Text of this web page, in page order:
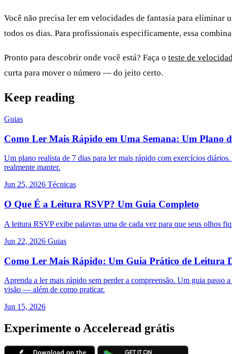
Você não precisa ler em velocidades de fantasia para
todos os dias. Para profissionais especificamente, essa
Pronto para descobrir onde você está? Faça o teste de
curta para mover o número — do jeito certo.
Keep reading
Guias
Como Ler Mais Rápido em Uma Semana: Um Plano
Um plano realista de 7 dias para ler mais rápido com exercícios
realmente manter.
Jun 25, 2026 Técnicas
O Que É a Leitura RSVP? Um Guia Completo
A leitura RSVP exibe palavras uma de cada vez para que seus olhos
Jun 22, 2026 Guias
Como Ler Mais Rápido: Um Guia Prático de Leitura
Aprenda a ler mais rápido sem perder a compreensão. Um guia
visão — além de como praticar.
Jun 15, 2026
Experimente o Acceleread grátis